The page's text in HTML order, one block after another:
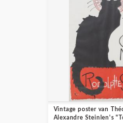
Vintage poster van
Alexandre Steinlen's